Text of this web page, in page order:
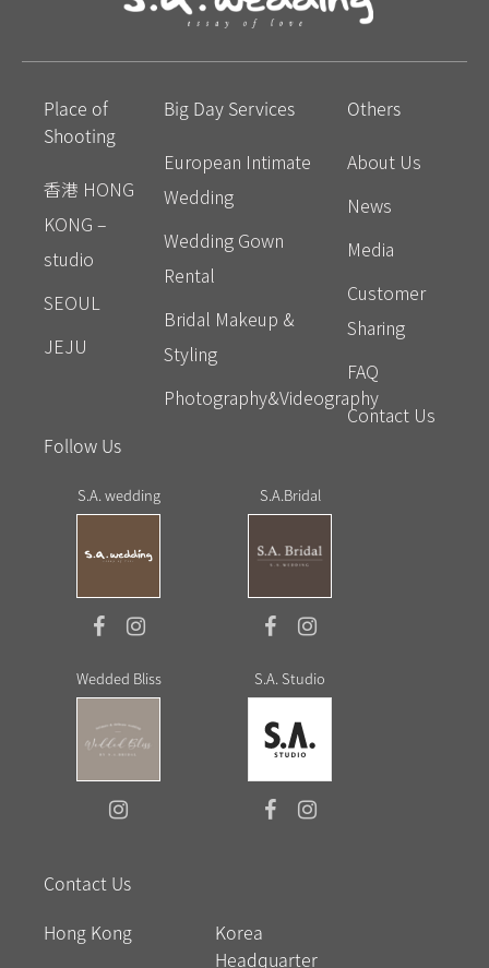
Place of
Shooting
香港 HONG
KONG –
studio
SEOUL
JEJU
Big Day Services
European Intimate
Wedding
Wedding Gown
Rental
Bridal Makeup &
Styling
Photography&Videography
Others
About Us
News
Media
Customer
Sharing
FAQ
Contact Us
Follow Us
S.A. wedding S.A.Bridal
Wedded Bliss S.A. Studio
Contact Us
Hong Kong
Korea
Headquarter